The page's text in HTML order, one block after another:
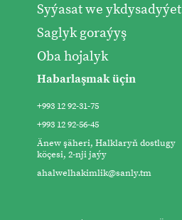
Syýasat we ykdysadyýet
Saglyk goraýyş
Oba hojalyk
Habarlaşmak üçin
+993 12 92-31-75
+993 12 92-56-45
Änew şäheri, Halklaryň dostlugy
köçesi, 2-nji jaýy
ahalwelhakimlik@sanly.tm